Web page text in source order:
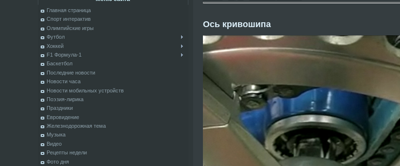
Главная страница
Спорт интерактив
Олимпийские игры
Футбол
Хоккей
F1 Формула-1
Баскетбол
Последние новости
Новости часа
Новости мобильных устройств
Поэзия-лирика
Праздники
Евровидение
Железнодорожная тема
Музыка
Видео
Рецепты недели
Фото дня
Ось кривошипа